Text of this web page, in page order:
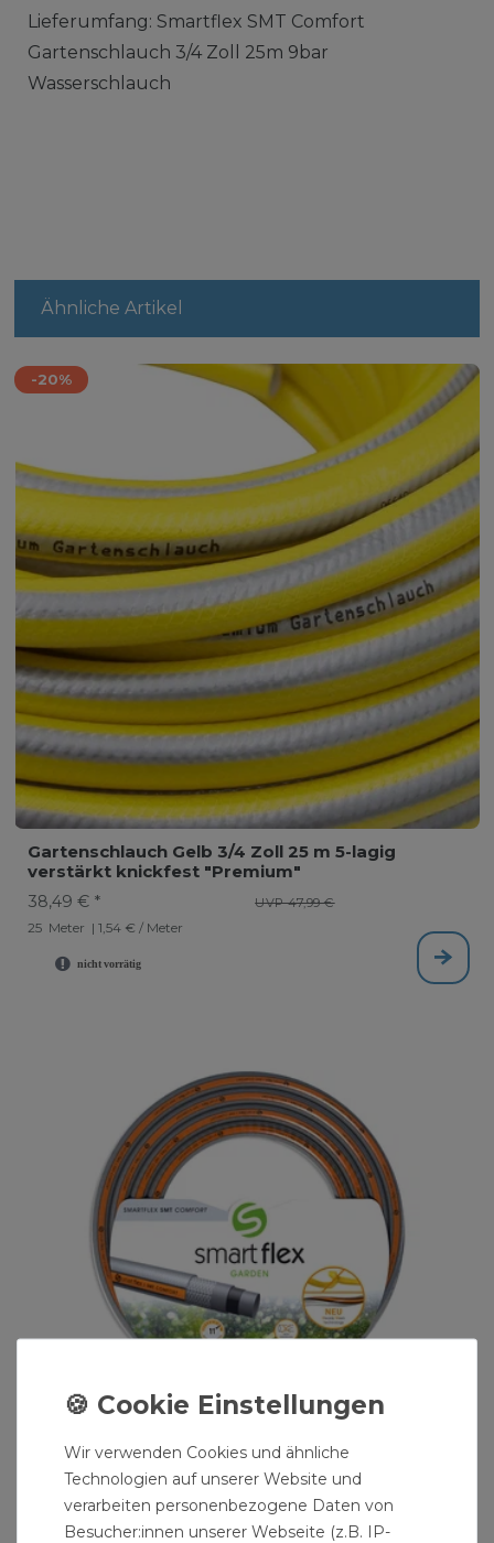
Lieferumfang: Smartflex SMT Comfort
Gartenschlauch 3/4 Zoll 25m 9bar
Wasserschlauch
Ähnliche Artikel
-20%
Gartenschlauch Gelb 3/4 Zoll 25 m 5-lagig
verstärkt knickfest "Premium"
UVP 47,99 €
38,49 € *
25 Meter | 1,54 € / Meter
Gartenschlauch Grau 1/2 Zoll 25 m 5-lagig
verstärkt knick und drehfest "Smartflex"
Wir verwenden Cookies und ähnliche
Technologien auf unserer Website und
verarbeiten personenbezogene Daten von
Besucher:innen unserer Webseite (z.B. IP-